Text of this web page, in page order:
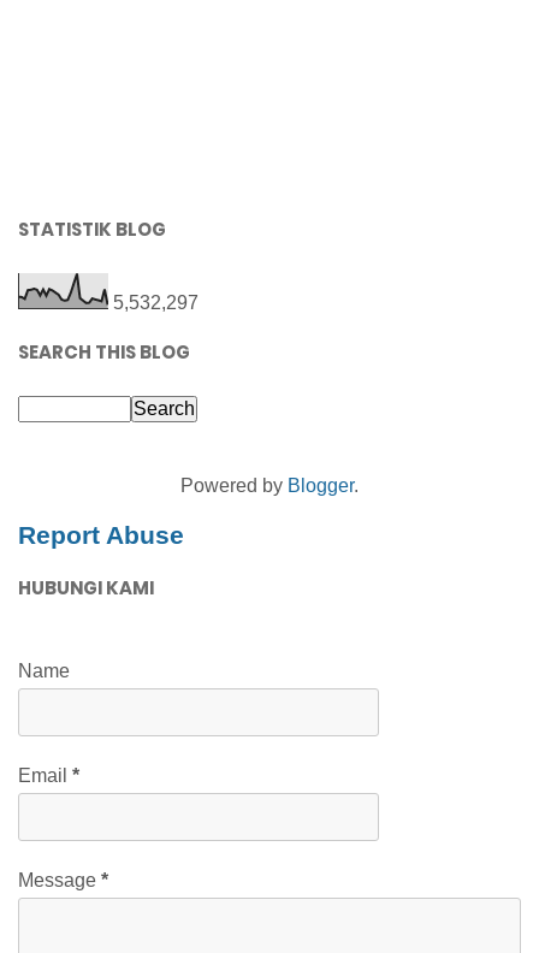
STATISTIK BLOG
5,532,297
SEARCH THIS BLOG
Powered by Blogger.
Report Abuse
HUBUNGI KAMI
Name
Email *
Message *